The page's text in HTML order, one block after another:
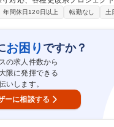
的にお任せします。 ■対応いた
せて少しずつ構築/更改系へ対応
、クラウド環境構築などの案件
同一評価制度により、中途採用
種社内外での研修制度あり。静
挑戦できる環境
年間休日120日以上 転勤なし 土
お困り ですか？
の求人件数から
限に発揮できる
いします。
ーに相談する